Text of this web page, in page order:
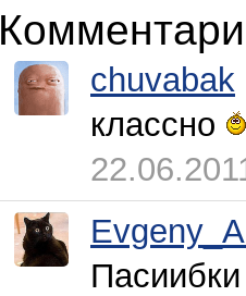
chuvabak
классно